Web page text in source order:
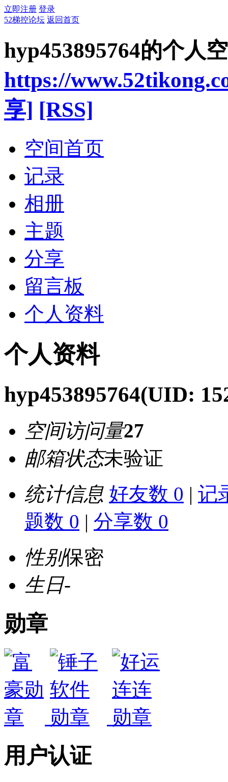
立即注册 登录
52梯控论坛 返回首页
hyp453895764的个人
https://
享] [RSS]
空间首页
记录
相册
主题
分享
留言板
个人资料
个人资料
hyp453895764(UID:
空间访问量27
邮箱状态未验证
统计信息 好友数 0 | 记
题数 0 | 分享数 0
性别保密
生日-
勋章
用户认证